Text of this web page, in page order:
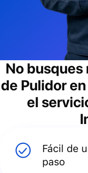
No busques
de Pulidoren
el
Fácil de
paso